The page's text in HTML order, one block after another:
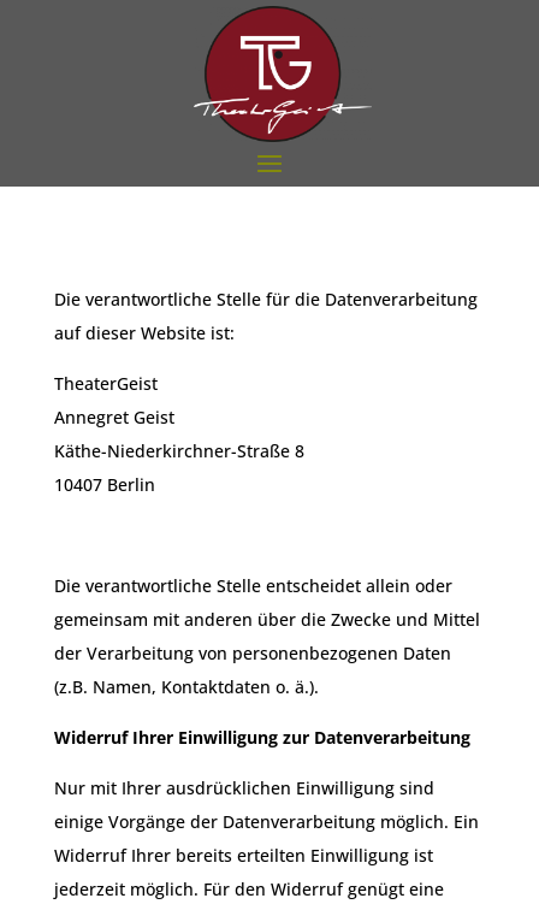
Die verantwortliche Stelle für die Datenverarbeitung
auf dieser Website ist:
TheaterGeist
Annegret Geist
Käthe-Niederkirchner-Straße 8
10407 Berlin
Die verantwortliche Stelle entscheidet allein oder
gemeinsam mit anderen über die Zwecke und Mittel
der Verarbeitung von personenbezogenen Daten
(z.B. Namen, Kontaktdaten o. ä.).
Widerruf Ihrer Einwilligung zur Datenverarbeitung
Nur mit Ihrer ausdrücklichen Einwilligung sind
einige Vorgänge der Datenverarbeitung möglich. Ein
Widerruf Ihrer bereits erteilten Einwilligung ist
jederzeit möglich. Für den Widerruf genügt eine